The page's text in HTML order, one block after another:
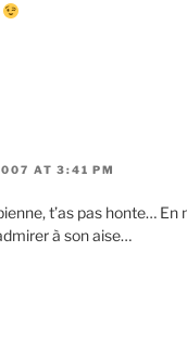
AT 3:41 PM
t’as pas honte…
à son aise…